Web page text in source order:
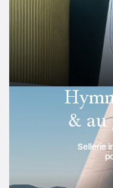
& au
Sellerie